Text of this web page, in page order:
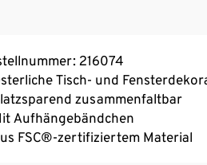
216074
Tisch- und
zusammenfaltbar
Aufhängebändchen
FSC®-zertifiziertem Material